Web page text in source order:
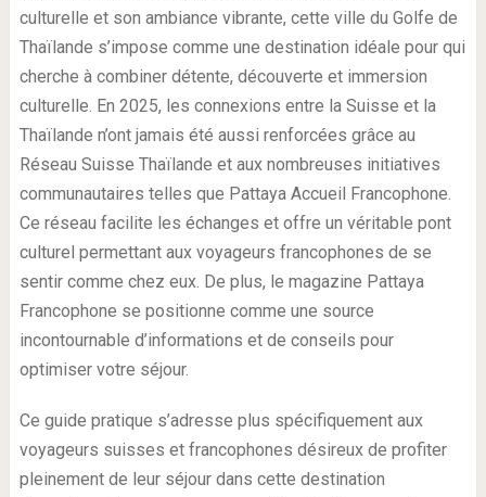
culturelle et son ambiance vibrante, cette ville du Golfe de
Thaïlande s’impose comme une destination idéale pour qui
cherche à combiner détente, découverte et immersion
culturelle. En 2025, les connexions entre la Suisse et la
Thaïlande n’ont jamais été aussi renforcées grâce au
Réseau Suisse Thaïlande et aux nombreuses initiatives
communautaires telles que Pattaya Accueil Francophone.
Ce réseau facilite les échanges et offre un véritable pont
culturel permettant aux voyageurs francophones de se
sentir comme chez eux. De plus, le magazine Pattaya
Francophone se positionne comme une source
incontournable d’informations et de conseils pour
optimiser votre séjour.
Ce guide pratique s’adresse plus spécifiquement aux
voyageurs suisses et francophones désireux de profiter
pleinement de leur séjour dans cette destination